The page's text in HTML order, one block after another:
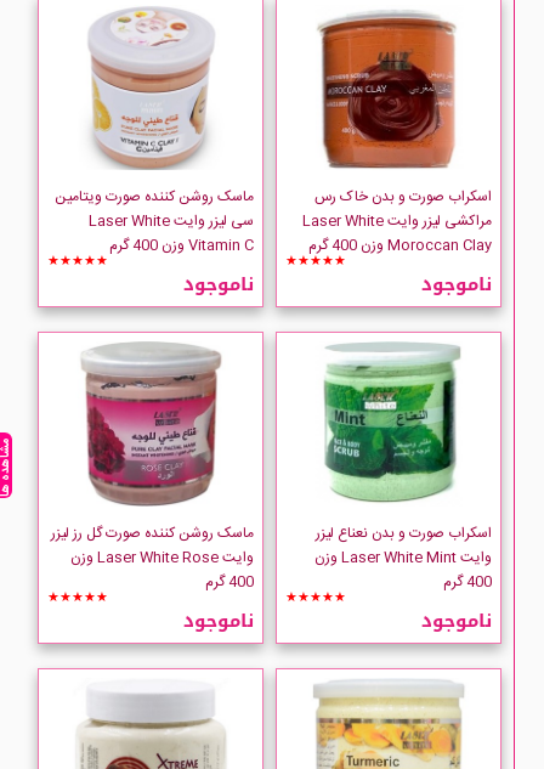
اسکراب صورت و بدن خاک رس
مراکشی لیزر وایت Laser White
Moroccan Clay وزن 400 گرم
★★★★★
ناموجود
ماسک روشن کننده صورت ویتامین
سی لیزر وایت Laser White
Vitamin C وزن 400 گرم
★★★★★
ناموجود
اسکراب صورت و بدن نعناع لیزر
وایت Laser White Mint وزن
400 گرم
★★★★★
ناموجود
ماسک روشن کننده صورت گل رز لیزر
وایت Laser White Rose وزن
400 گرم
★★★★★
ناموجود